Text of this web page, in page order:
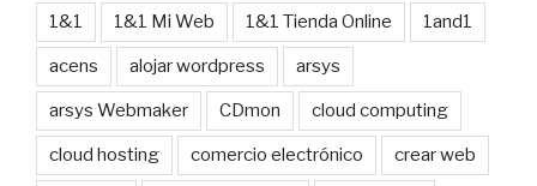
1&1 1&1 Mi Web 1&1 Tienda Online 1and1
acens alojar wordpress arsys
arsys Webmaker CDmon cloud computing
cloud hosting comercio electrónico crear web